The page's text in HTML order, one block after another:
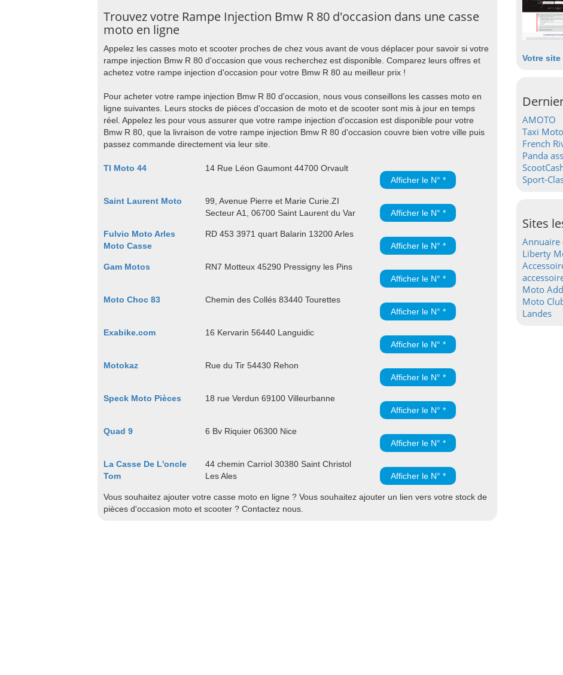
Trouvez votre Rampe Injection Bmw R 80 d'occasion dans une casse
moto en ligne
Appelez les casses moto et scooter proches de chez vous avant de vous déplacer pour savoir si votre
rampe injection Bmw R 80 d'occasion que vous recherchez est disponible. Comparez leurs offres et
achetez votre rampe injection d'occasion pour votre Bmw R 80 au meilleur prix !
Pour acheter votre rampe injection Bmw R 80 d'occasion, nous vous conseillons les casses moto en
ligne suivantes. Leurs stocks de pièces d'occasion de moto et de scooter sont mis à jour en temps
réel. Appelez les pour vous assurer que votre rampe injection d'occasion est disponible pour votre
Bmw R 80, que la livraison de votre rampe injection Bmw R 80 d'occasion couvre bien votre ville puis
passez commande directement via leur site.
TI Moto 44
14 Rue Léon Gaumont 44700 Orvault
Afficher le N° *
Saint Laurent Moto
99, Avenue Pierre et Marie Curie.ZI
Secteur A1, 06700 Saint Laurent du Var
Afficher le N° *
Fulvio Moto Arles
Moto Casse
RD 453 3971 quart Balarin 13200 Arles
Afficher le N° *
Gam Motos
RN7 Motteux 45290 Pressigny les Pins
Afficher le N° *
Moto Choc 83
Chemin des Collés 83440 Tourettes
Afficher le N° *
Exabike.com
16 Kervarin 56440 Languidic
Afficher le N° *
Motokaz
Rue du Tir 54430 Rehon
Afficher le N° *
Speck Moto Pièces
18 rue Verdun 69100 Villeurbanne
Afficher le N° *
Quad 9
6 Bv Riquier 06300 Nice
Afficher le N° *
La Casse De L'oncle
Tom
44 chemin Carriol 30380 Saint Christol
Les Ales
Afficher le N° *
Vous souhaitez ajouter votre casse moto en ligne ? Vous souhaitez ajouter un lien vers votre stock de
pièces d'occasion moto et scooter ? Contactez nous.
Votre site
AMOTO
Taxi
French
Panda
Sport-
Sites
Annuaire
Liberty
Moto
Moto
Landes